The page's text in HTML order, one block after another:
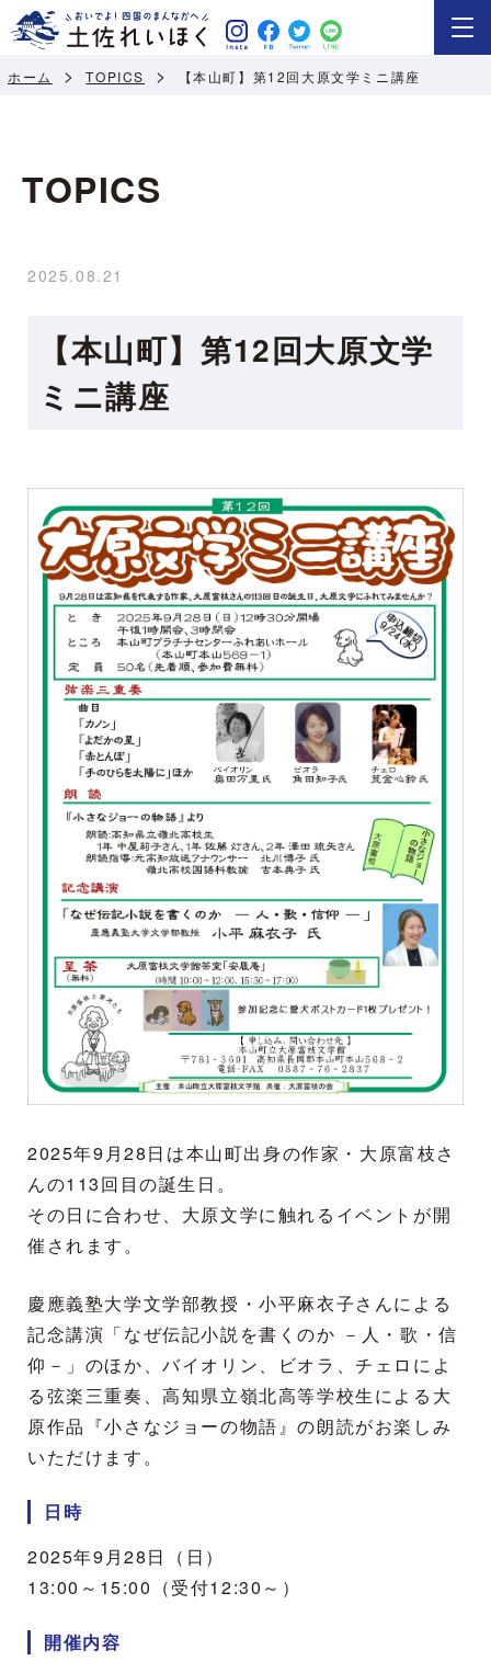
ホーム TOPICS 【本山町】第12回大原文学ミニ講座
TOPICS
2025.08.21
【本山町】第12回大原文学
ミニ講座
2025年9月28日は本山町出身の作家・大原富枝さ
んの113回目の誕生日。
その日に合わせ、大原文学に触れるイベントが開
催されます。
慶應義塾大学文学部教授・小平麻衣子さんによる
記念講演「なぜ伝記小説を書くのか －人・歌・信
仰－」のほか、バイオリン、ビオラ、チェロによ
る弦楽三重奏、高知県立嶺北高等学校生による大
原作品『小さなジョーの物語』の朗読がお楽しみ
いただけます。
日時
2025年9月28日（日）
13:00～15:00（受付12:30～）
開催内容